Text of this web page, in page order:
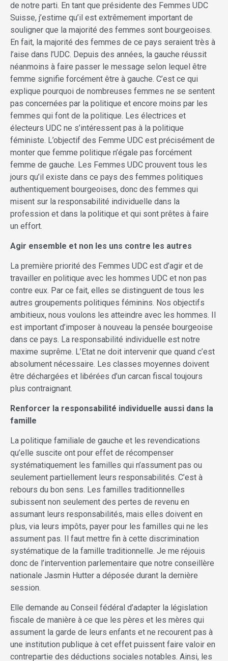
de notre parti. En tant que présidente des Femmes UDC
Suisse, j’estime qu’il est extrêmement important de
souligner que la majorité des femmes sont bourgeoises.
En fait, la majorité des femmes de ce pays seraient très à
l’aise dans l’UDC. Depuis des années, la gauche réussit
néanmoins à faire passer le message selon lequel être
femme signifie forcément être à gauche. C’est ce qui
explique pourquoi de nombreuses femmes ne se sentent
pas concernées par la politique et encore moins par les
femmes qui font de la politique. Les électrices et
électeurs UDC ne s’intéressent pas à la politique
féministe. L’objectif des Femme UDC est précisément de
monter que femme politique n’égale pas forcément
femme de gauche. Les Femmes UDC prouvent tous les
jours qu’il existe dans ce pays des femmes politiques
authentiquement bourgeoises, donc des femmes qui
misent sur la responsabilité individuelle dans la
profession et dans la politique et qui sont prêtes à faire
un effort.
Agir ensemble et non les uns contre les autres
La première priorité des Femmes UDC est d’agir et de
travailler en politique avec les hommes UDC et non pas
contre eux. Par ce fait, elles se distinguent de tous les
autres groupements politiques féminins. Nos objectifs
ambitieux, nous voulons les atteindre avec les hommes. Il
est important d’imposer à nouveau la pensée bourgeoise
dans ce pays. La responsabilité individuelle est notre
maxime suprême. L’Etat ne doit intervenir que quand c’est
absolument nécessaire. Les classes moyennes doivent
être déchargées et libérées d’un carcan fiscal toujours
plus contraignant.
Renforcer la responsabilité individuelle aussi dans la
famille
La politique familiale de gauche et les revendications
qu’elle suscite ont pour effet de récompenser
systématiquement les familles qui n’assument pas ou
seulement partiellement leurs responsabilités. C’est à
rebours du bon sens. Les familles traditionnelles
subissent non seulement des pertes de revenu en
assumant leurs responsabilités, mais elles doivent en
plus, via leurs impôts, payer pour les familles qui ne les
assument pas. Il faut mettre fin à cette discrimination
systématique de la famille traditionnelle. Je me réjouis
donc de l’intervention parlementaire que notre conseillère
nationale Jasmin Hutter a déposée durant la dernière
session.
Elle demande au Conseil fédéral d’adapter la législation
fiscale de manière à ce que les pères et les mères qui
assument la garde de leurs enfants et ne recourent pas à
une institution publique à cet effet puissent faire valoir en
contrepartie des déductions sociales notables. Ainsi, les